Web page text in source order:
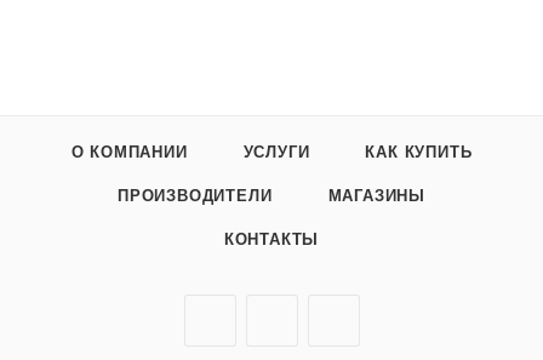
О КОМПАНИИ УСЛУГИ КАК КУПИТЬ
ПРОИЗВОДИТЕЛИ МАГАЗИНЫ
КОНТАКТЫ